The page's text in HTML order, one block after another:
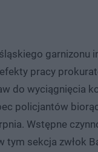
garnizonu
pracy
do wyciągnięcia
policjantów
Wstępne
tym sekcja zwłok